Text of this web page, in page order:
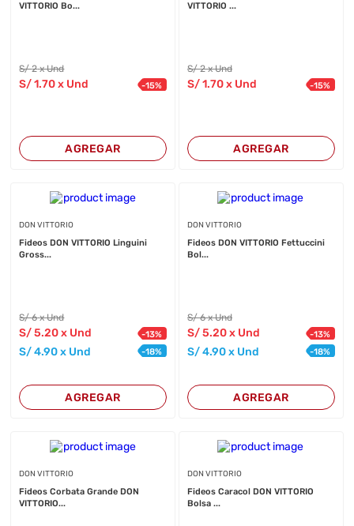
VITTORIO Bo...
S/2 x Und
S/1.70 x Und -15%
AGREGAR
VITTORIO ...
S/2 x Und
S/1.70x Und -15%
AGREGAR
DON VITTORIO
Fideos DON VITTORIO Linguini
Gross...
S/6 x Und
S/5.20 x Und -13%
S/4.90 x Und -18%
AGREGAR
DON VITTORIO
Fideos DON VITTORIO Fettuccini
Bol...
S/6 x Und
S/5.20x Und -13%
S/4.90x Und -18%
AGREGAR
DON VITTORIO
Fideos Corbata Grande DON
VITTORIO...
DON VITTORIO
Fideos Caracol DON VITTORIO
Bolsa ...